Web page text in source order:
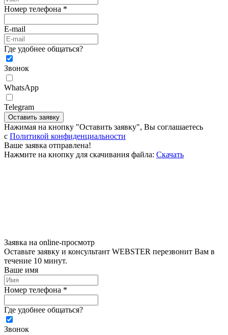
Номер телефона *
E-mail
Где удобнее общаться?
Звонок
WhatsApp
Telegram
Оставить заявку
Нажимая на кнопку "Оставить заявку", Вы соглашаетесь
c Политикой конфиденциальности
Ваше заявка отправлена!
Нажмите на кнопку для скачивания файла: Скачать
Заявка на online-просмотр
Оставьте заявку и консультант WEBSTER перезвонит Вам в
течение 10 минут.
Ваше имя
Номер телефона *
Где удобнее общаться?
Звонок